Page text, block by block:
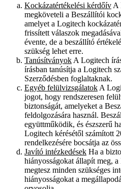
Kockázatértékelési kérdőív A
megköveteli a Beszállítói
amelyet a Logitech
frissített válaszok
évente, de a beszállító
szükség lehet erre.
Tanúsítványok A Logitech
írásban tanúsítja a Logitech
Szerződésben foglaltaknak.
Egyéb felülvizsgálatok A
jogot, hogy rendszeresen
biztonságát, amelyeket a
feldolgozására használ.
együttműködik, és észszerű
Logitech kérésétől számított
rendelkezésére bocsátja az
Javító intézkedések Ha a
hiányosságokat állapít meg,
megtesz minden szükséges
hiányosságokat a